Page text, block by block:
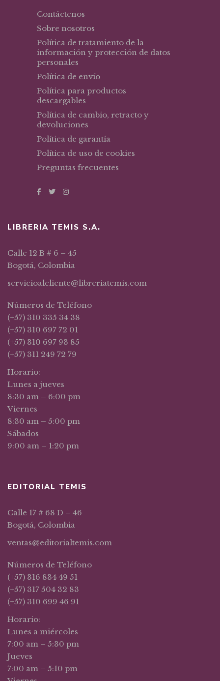
Contáctenos
Sobre nosotros
Política de tratamiento de la
información y protección de datos
personales
Política de envío
Política para productos
descargables
Política de cambio, retracto y
devoluciones
Política de garantía
Política de uso de cookies
Preguntas frecuentes
LIBRERIA TEMIS S.A.
Calle 12 B # 6 – 45
Bogotá, Colombia
servicioalcliente@libreriatemis.com
Números de Teléfono
(+57) 310 335 34 38
(+57) 310 697 72 01
(+57) 310 697 93 85
(+57) 311 249 72 79
Horario:
Lunes a jueves
8:30 am – 6:00 pm
Viernes
8:30 am – 5:00 pm
Sábados
9:00 am – 1:20 pm
EDITORIAL TEMIS
Calle 17 # 68 D – 46
Bogotá, Colombia
ventas@editorialtemis.com
Números de Teléfono
(+57) 316 834 49 51
(+57) 317 504 32 83
(+57) 310 699 46 91
Horario:
Lunes a miércoles
7:00 am – 5:30 pm
Jueves
7:00 am – 5:10 pm